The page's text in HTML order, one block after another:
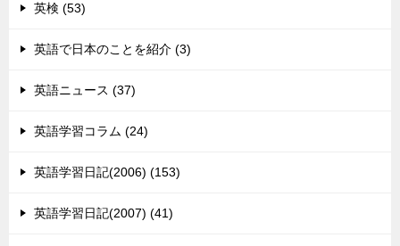
英検 (53)
英語で日本のことを紹介 (3)
英語ニュース (37)
英語学習コラム (24)
英語学習日記(2006) (153)
英語学習日記(2007) (41)